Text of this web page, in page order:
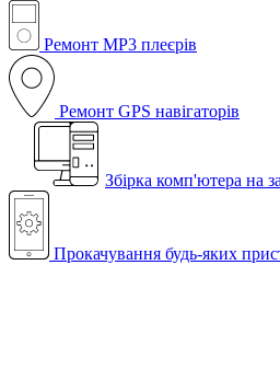
Ремонт MP3 плеєрів
Ремонт GPS навігаторів
Збірка комп'ютера на
Прокачування будь-яких